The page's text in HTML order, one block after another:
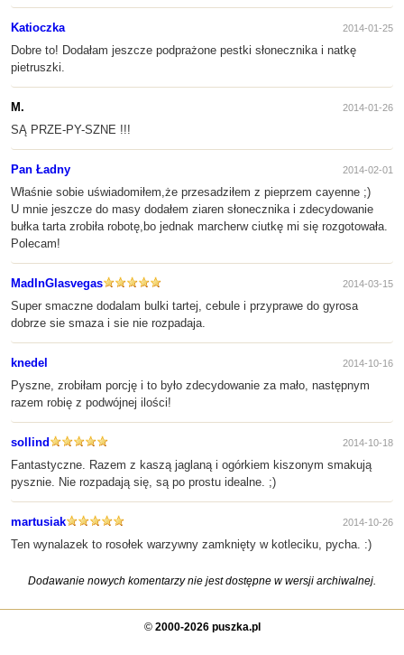
Katioczka 2014-01-25
Dobre to! Dodałam jeszcze podprażone pestki słonecznika i natkę
pietruszki.
M. 2014-01-26
SĄ PRZE-PY-SZNE !!!
Pan Ładny 2014-02-01
Właśnie sobie uświadomiłem,że przesadziłem z pieprzem cayenne ;)
U mnie jeszcze do masy dodałem ziaren słonecznika i zdecydowanie
bułka tarta zrobiła robotę,bo jednak marcherw ciutkę mi się rozgotowała.
Polecam!
MadInGlasvegas 2014-03-15
Super smaczne dodalam bulki tartej, cebule i przyprawe do gyrosa
dobrze sie smaza i sie nie rozpadaja.
knedel 2014-10-16
Pyszne, zrobiłam porcję i to było zdecydowanie za mało, następnym
razem robię z podwójnej ilości!
sollind 2014-10-18
Fantastyczne. Razem z kaszą jaglaną i ogórkiem kiszonym smakują
pysznie. Nie rozpadają się, są po prostu idealne. ;)
martusiak 2014-10-26
Ten wynalazek to rosołek warzywny zamknięty w kotleciku, pycha. :)
Dodawanie nowych komentarzy nie jest dostępne w wersji archiwalnej.
© 2000-2026 puszka.pl